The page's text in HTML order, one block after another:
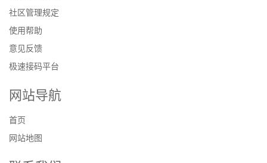
社区管理规定
使用帮助
意见反馈
极速接码平台
网站导航
首页
网站地图